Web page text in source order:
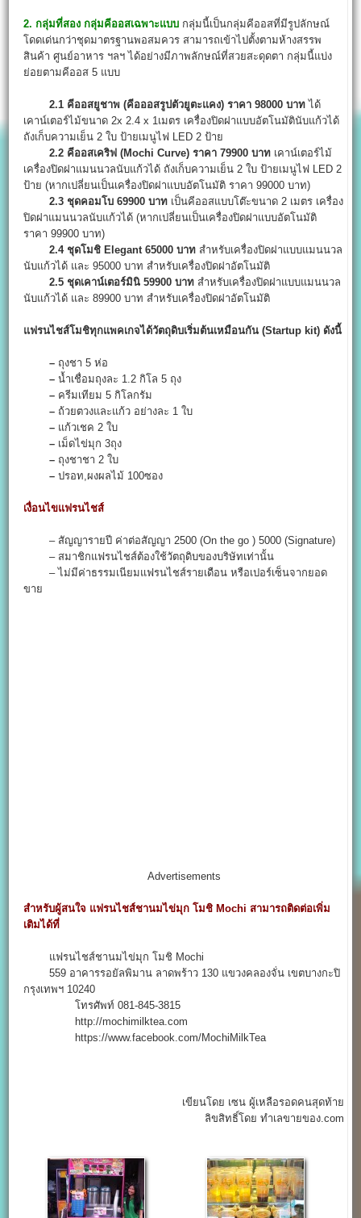
2. กลุ่มที่สอง กลุ่มคีออสเฉพาะแบบ กลุ่มนี้เป็นกลุ่มคีออสที่มีรูปลักษณ์
โดดเด่นกว่าชุดมาตรฐานพอสมควร สามารถเข้าไปตั้งตามห้างสรรพ
สินค้า ศูนย์อาหาร ฯลฯ ได้อย่างมีภาพลักษณ์ที่สวยสะดุดตา กลุ่มนี้แบ่ง
ย่อยตามคีออส 5 แบบ
2.1 คีออสยูชาพ (คีอออสรูปตัวยูตะแคง) ราคา 98000 บาท ได้
เคาน์เตอร์ไม้ขนาด 2x 2.4 x 1เมตร เครื่องปิดฝาแบบอัตโนมัตินับแก้วได้
ถังเก็บความเย็น 2 ใบ ป้ายเมนูไฟ LED 2 ป้าย
2.2 คีออสเคริฟ (Mochi Curve) ราคา 79900 บาท เคาน์เตอร์ไม้
เครื่องปิดฝาแมนนวลนับแก้วได้ ถังเก็บความเย็น 2 ใบ ป้ายเมนูไฟ LED 2
ป้าย (หากเปลี่ยนเป็นเครื่องปิดฝาแบบอัตโนมัติ ราคา 99000 บาท)
2.3 ชุดคอมโบ 69900 บาท เป็นคีออสแบบโต๊ะขนาด 2 เมตร เครื่อง
ปิดฝาแมนนวลนับแก้วได้ (หากเปลี่ยนเป็นเครื่องปิดฝาแบบอัตโนมัติ
ราคา 99900 บาท)
2.4 ชุดโมชิ Elegant 65000 บาท สำหรับเครื่องปิดฝาแบบแมนนวล
นับแก้วได้ และ 95000 บาท สำหรับเครื่องปิดฝาอัตโนมัติ
2.5 ชุดเคาน์เตอร์มินิ 59900 บาท สำหรับเครื่องปิดฝาแบบแมนนวล
นับแก้วได้ และ 89900 บาท สำหรับเครื่องปิดฝาอัตโนมัติ
แฟรนไชส์โมชิทุกแพคเกจได้วัตถุดิบเริ่มต้นเหมือนกัน (Startup kit) ดังนี้
– ถุงชา 5 ห่อ
–น้ำเชื่อมถุงละ 1.2 กิโล 5 ถุง
– ครีมเทียม 5 กิโลกรัม
– ถ้วยตวงและแก้ว อย่างละ 1 ใบ
– แก้วเชค 2 ใบ
– เม็ดไข่มุก 3ถุง
– ถุงชาชา 2 ใบ
–ปรอท,ผงผลไม้ 100ซอง
เงื่อนไขแฟรนไชส์
– สัญญารายปี ค่าต่อสัญญา 2500 (On the go ) 5000 (Signature)
– สมาชิกแฟรนไชส์ต้องใช้วัตถุดิบของบริษัทเท่านั้น
– ไม่มีค่าธรรมเนียมแฟรนไชส์รายเดือน หรือเปอร์เซ็นจากยอด
ขาย
Advertisements
สำหรับผู้สนใจ แฟรนไชส์ชานมไข่มุก โมชิ Mochi สามารถติดต่อเพิ่ม
เติมได้ที่
แฟรนไชส์ชานมไข่มุก โมชิ Mochi
559 อาคารรอยัลพิมาน ลาดพร้าว 130 แขวงคลองจั่น เขตบางกะปิ
กรุงเทพฯ 10240
โทรศัพท์ 081-845-3815
http://mochimilktea.com
https://www.facebook.com/MochiMilkTea
เขียนโดย เซน ผู้เหลือรอดคนสุดท้าย
ลิขสิทธิ์โดย ทำเลขายของ.com